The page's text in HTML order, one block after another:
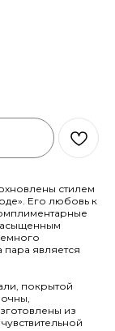
стилем
Его любовь к
пара является
покрытой
из